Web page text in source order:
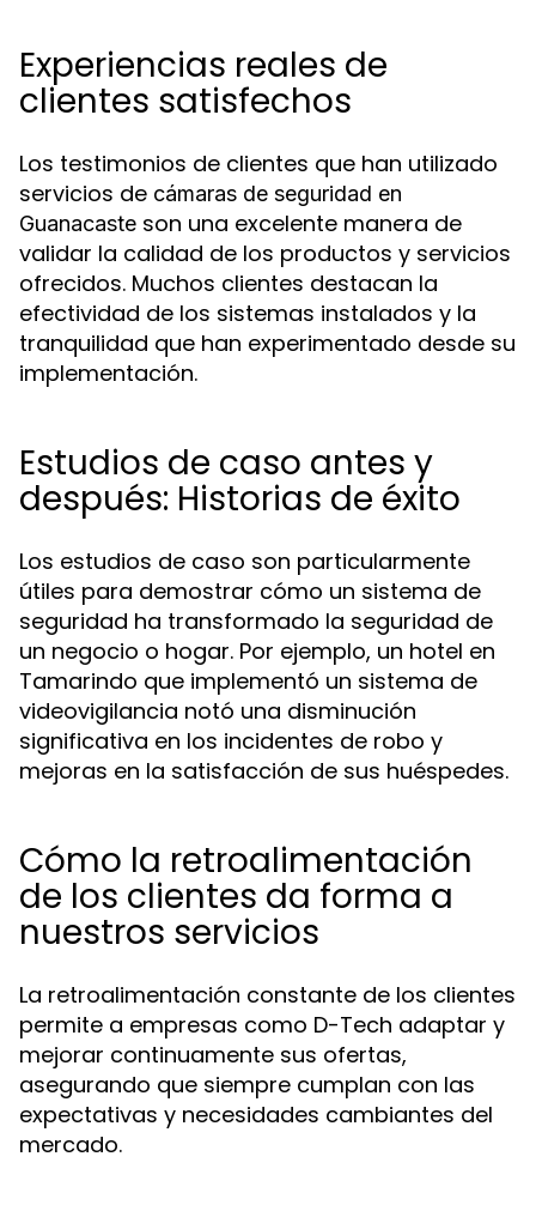
Experiencias reales de
clientes satisfechos
Los testimonios de clientes que han utilizado
servicios de cámaras de seguridad en
Guanacaste son una excelente manera de
validar la calidad de los productos y servicios
ofrecidos. Muchos clientes destacan la
efectividad de los sistemas instalados y la
tranquilidad que han experimentado desde su
implementación.
Estudios de caso antes y
después: Historias de éxito
Los estudios de caso son particularmente
útiles para demostrar cómo un sistema de
seguridad ha transformado la seguridad de
un negocio o hogar. Por ejemplo, un hotel en
Tamarindo que implementó un sistema de
videovigilancia notó una disminución
significativa en los incidentes de robo y
mejoras en la satisfacción de sus huéspedes.
Cómo la retroalimentación
de los clientes da forma a
nuestros servicios
La retroalimentación constante de los clientes
permite a empresas como D-Tech adaptar y
mejorar continuamente sus ofertas,
asegurando que siempre cumplan con las
expectativas y necesidades cambiantes del
mercado.